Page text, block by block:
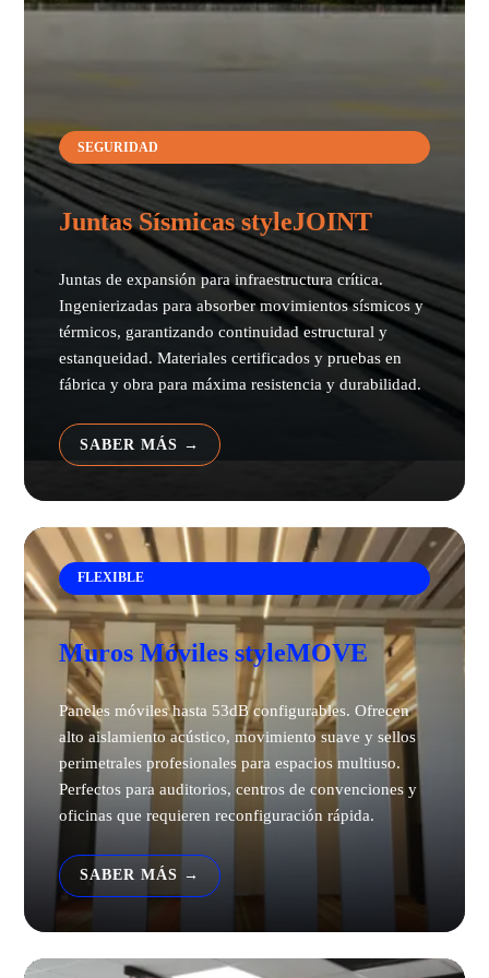
SEGURIDAD
Juntas Sísmicas styleJOINT
Juntas de expansión para infraestructura crítica.
Ingenierizadas para absorber movimientos sísmicos y
térmicos, garantizando continuidad estructural y
estanqueidad. Materiales certificados y pruebas en
fábrica y obra para máxima resistencia y durabilidad.
SABER MÁS
FLEXIBLE
Muros Móviles styleMOVE
Paneles móviles hasta 53dB configurables. Ofrecen
alto aislamiento acústico, movimiento suave y sellos
perimetrales profesionales para espacios multiuso.
Perfectos para auditorios, centros de convenciones y
oficinas que requieren reconfiguración rápida.
SABER MÁS